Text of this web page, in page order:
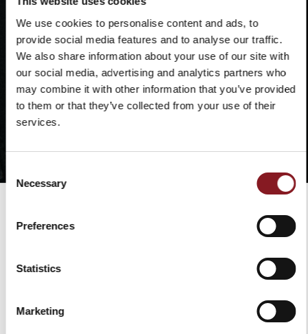
We use cookies to personalise content and ads, to
provide social media features and to analyse our traffic.
We also share information about your use of our site with
our social media, advertising and analytics partners who
may combine it with other information that you’ve provided
to them or that they’ve collected from your use of their
services.
Selection
Necessary
Preferences
Statistics
Marketing
FRAIS D'EXPÉDITION
réception du paiement
Hors
et bénéficiez immédiatement d'un code de
Restez à jour sur les dernières nouvelles et